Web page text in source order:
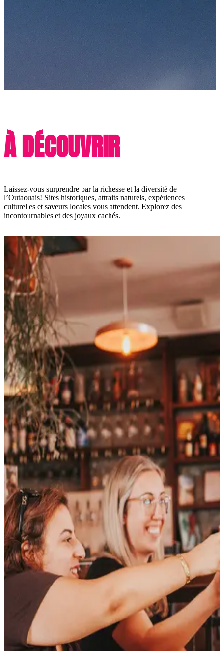
À DÉCOUVRIR
Laissez-vous surprendre par la richesse et la diversité de
l’Outaouais! Sites historiques, attraits naturels, expériences
culturelles et saveurs locales vous attendent. Explorez des
incontournables et des joyaux cachés.